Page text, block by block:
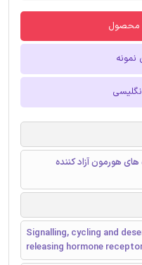
محصول
نمونه
هورمون آزاد کننده
Signalling, cycling and
releasing hormone